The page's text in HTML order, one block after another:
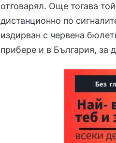
отговарял. Още тогава
дистанционно по
издирван с червена
прибере и в България, за